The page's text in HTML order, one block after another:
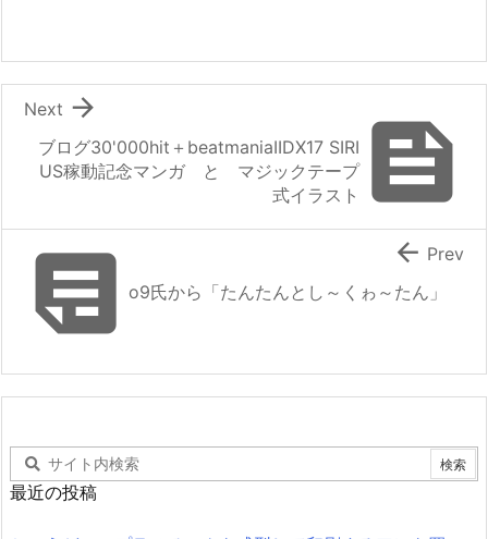

ブログ30'000hit＋beatmaniaIIDX17 SIRI
US稼動記念マンガ と マジックテープ
式イラスト

Next
o9氏から「たんたんとし～くゎ～たん」
 Prev
最近の投稿